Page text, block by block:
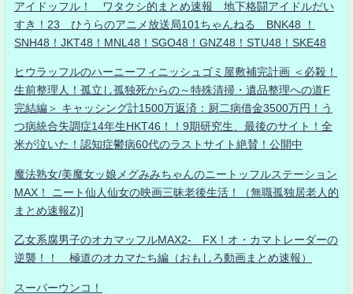
アイドッフル！ ワタクシ的まとめ速報 地下格闘アイドルだい
すき！23 ひうらのアニメ放送局101ちゃんねる BNK48 ！
SNH48！JKT48！MNL48！SGO48！GNZ48！STU48！SKE48
ヒウラッフルのハーニーフィニッシュゴミ屋敷補完計画 ＜必殺！
生前整理人！孤立し孤独死からの～特殊清掃・遺品整理への道F
完結編＞ キャッシング計1500万返済：厨二病借金3500万円！う
つ病統合失調症14年生HKT46！！9期研究生、最後のサイト！全
米が泣いた！認知症鬱病60代のラストサイト絶賛！公開中
魔法熟女/美魔女ッ娘メグみみちゃんのニートッフルステーション
MAX！ ニート仙人仙女の映画三昧老後生活！（無職孤独居老人的
まとめ速報Z)]
乙女系腐男子のオカマッフルMAX2- FX！オ・カマトレーダーの
逆襲！！ 極道のオカマたち編（おもしろ動画まとめ速報）
スーパーウンコ！